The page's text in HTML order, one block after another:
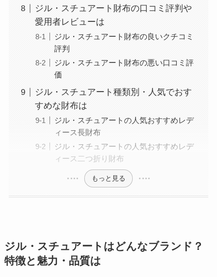
ジル・スチュアート財布の口コミ評判や
愛用者レビューは
ジル・スチュアート財布の良いクチコミ
評判
ジル・スチュアート財布の悪い口コミ評
価
ジル・スチュアート種類別・人気でおす
すめな財布は
ジル・スチュアートの人気おすすめレデ
ィース長財布
ジル・スチュアートの人気おすすめレデ
ィース二つ折り財布
もっと見る
ジル・スチュアートはどんなブランド？
特徴と魅力・品質は